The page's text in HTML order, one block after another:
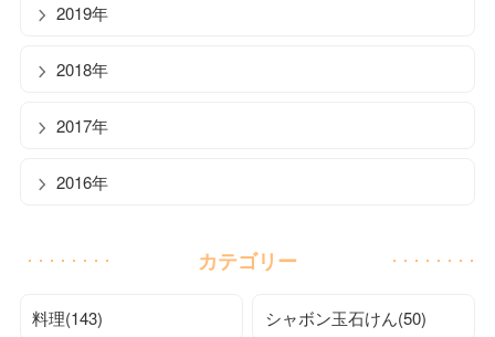
2019年
2018年
2017年
2016年
カテゴリー
料理(143) シャボン玉石けん(50)